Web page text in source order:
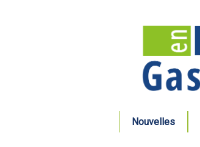
Nouvelles